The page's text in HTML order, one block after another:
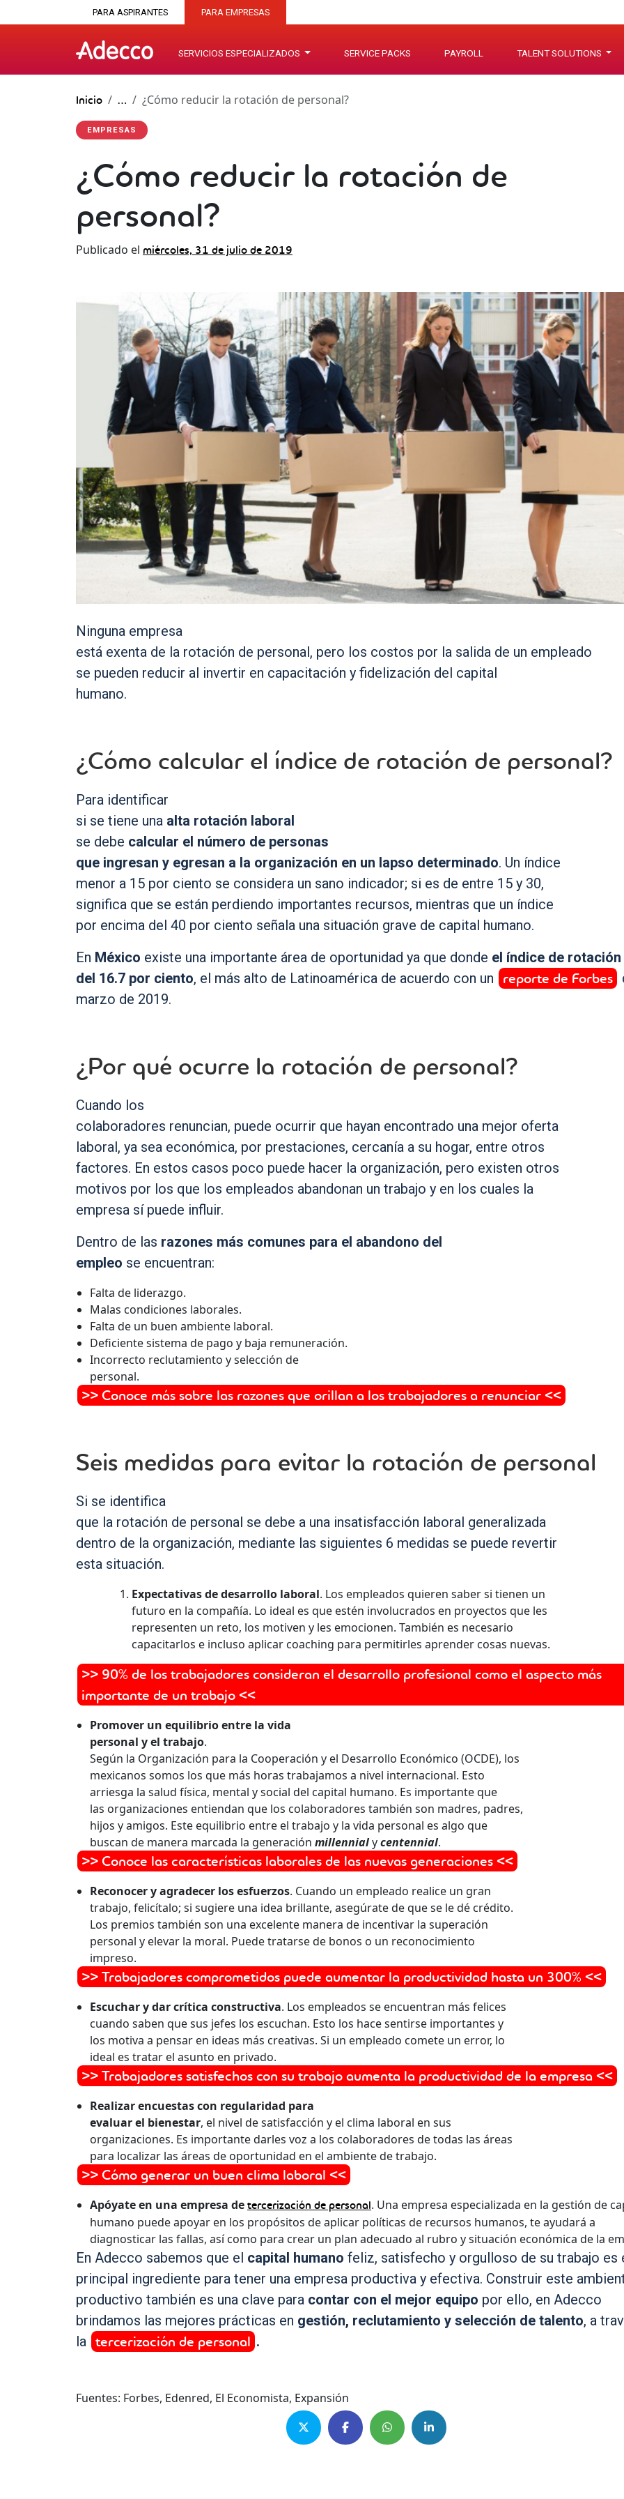
PARA ASPIRANTES PARA EMPRESAS
SERVICIOS ESPECIALIZADOS SERVICE PACKS PAYROLL TALENT SOLUTIONS
Inicio … ¿Cómo reducir la rotación de personal?
EMPRESAS
¿Cómo reducir la rotación de
personal?
Publicado el miércoles, 31 de julio de 2019
Ninguna empresa
está exenta de la rotación de personal, pero los costos por la salida de un empleado
se pueden reducir al invertir en capacitación y fidelización del capital
humano.
¿Cómo calcular el índice de rotación de personal?
Para identificar
si se tiene una alta rotación laboral
se debe calcular el número de personas
que ingresan y egresan a la organización en un lapso determinado. Un índice
menor a 15 por ciento se considera un sano indicador; si es de entre 15 y 30,
significa que se están perdiendo importantes recursos, mientras que un índice
por encima del 40 por ciento señala una situación grave de capital humano.
En México existe una importante área de oportunidad ya que donde el índice de rotación
del 16.7 por ciento, el más alto de Latinoamérica de acuerdo con un reporte de Forbes
marzo de 2019.
¿Por qué ocurre la rotación de personal?
Cuando los
colaboradores renuncian, puede ocurrir que hayan encontrado una mejor oferta
laboral, ya sea económica, por prestaciones, cercanía a su hogar, entre otros
factores. En estos casos poco puede hacer la organización, pero existen otros
motivos por los que los empleados abandonan un trabajo y en los cuales la
empresa sí puede influir.
Dentro de las razones más comunes para el abandono del
empleo se encuentran:
Falta de liderazgo.
Malas condiciones laborales.
Falta de un buen ambiente laboral.
Deficiente sistema de pago y baja remuneración.
Incorrecto reclutamiento y selección de
personal.
>> Conoce más sobre las razones que orillan a los trabajadores a renunciar <<
Seis medidas para evitar la rotación de personal
Si se identifica
que la rotación de personal se debe a una insatisfacción laboral generalizada
dentro de la organización, mediante las siguientes 6 medidas se puede revertir
esta situación.
Expectativas de desarrollo laboral. Los empleados quieren saber si tienen un
futuro en la compañía. Lo ideal es que estén involucrados en proyectos que les
representen un reto, los motiven y les emocionen. También es necesario
capacitarlos e incluso aplicar coaching para permitirles aprender cosas nuevas.
>> 90% de los trabajadores consideran el desarrollo profesional como el aspecto más
importante de un trabajo <<
Promover un equilibrio entre la vida
personal y el trabajo.
Según la Organización para la Cooperación y el Desarrollo Económico (OCDE), los
mexicanos somos los que más horas trabajamos a nivel internacional. Esto
arriesga la salud física, mental y social del capital humano. Es importante que
las organizaciones entiendan que los colaboradores también son madres, padres,
hijos y amigos. Este equilibrio entre el trabajo y la vida personal es algo que
buscan de manera marcada la generación millennialycentennial.
>> Conoce las características laborales de las nuevas generaciones <<
Reconocer y agradecer los esfuerzos. Cuando un empleado realice un gran
trabajo, felicítalo; si sugiere una idea brillante, asegúrate de que se le dé crédito.
Los premios también son una excelente manera de incentivar la superación
personal y elevar la moral. Puede tratarse de bonos o un reconocimiento
impreso.
>> Trabajadores comprometidos puede aumentar la productividad hasta un 300% <<
Escuchar y dar crítica constructiva. Los empleados se encuentran más felices
cuando saben que sus jefes los escuchan. Esto los hace sentirse importantes y
los motiva a pensar en ideas más creativas. Si un empleado comete un error, lo
ideal es tratar el asunto en privado.
>> Trabajadores satisfechos con su trabajo aumenta la productividad de la empresa <<
Realizar encuestas con regularidad para
evaluar el bienestar, el nivel de satisfacción y el clima laboral en sus
organizaciones. Es importante darles voz a los colaboradores de todas las áreas
para localizar las áreas de oportunidad en el ambiente de trabajo.
>> Cómo generar un buen clima laboral <<
Apóyate en una empresa detercerización de personal. Una empresa especializada en la gestión de
humano puede apoyar en los propósitos de aplicar políticas de recursos humanos, te ayudará a
diagnosticar las fallas, así como para crear un plan adecuado al rubro y situación económica de la
En Adecco sabemos que el capital humano feliz, satisfecho y orgulloso de su trabajo es
principal ingrediente para tener una empresa productiva y efectiva. Construir este
productivo también es una clave para contar con el mejor equipo por ello, en Adecco
brindamos las mejores prácticas en gestión, reclutamiento y selección de talento, a
la tercerización de personal .
Fuentes: Forbes, Edenred, El Economista, Expansión